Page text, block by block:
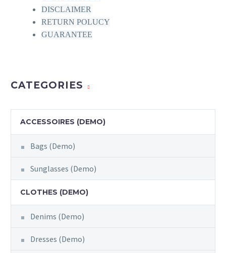
DISCLAIMER
RETURN POLUCY
GUARANTEE
CATEGORIES
ACCESSOIRES (DEMO)
Bags (Demo)
Sunglasses (Demo)
CLOTHES (DEMO)
Denims (Demo)
Dresses (Demo)